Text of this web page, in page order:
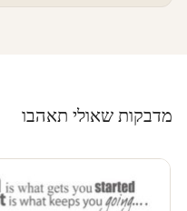
מדבקות שאולי תאהבו